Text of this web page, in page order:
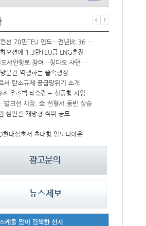
올해 상반기 신조 컨선 70만TEU 인도…전년比 36% 감소
대만 양밍해운, 한화오션에 1.3만TEU급 LNG추진 컨선 6척 발주
시노트란스, 中-인도서안항로 참여…칭다오·샤먼 직항
분권 역행하는 졸속행정
서 탄소규제·공급망위기 소개
인천공항공사, 6.9조 우즈벡 타슈켄트 신공항 사업 참여
크선 시장, 全 선형서 동반 상승
심판관 개방형 직위 공모
덴마크 머스크, HD현대삼호서 초대형 암모니아운반선 인도받아
케줄 많이 검색한 선사